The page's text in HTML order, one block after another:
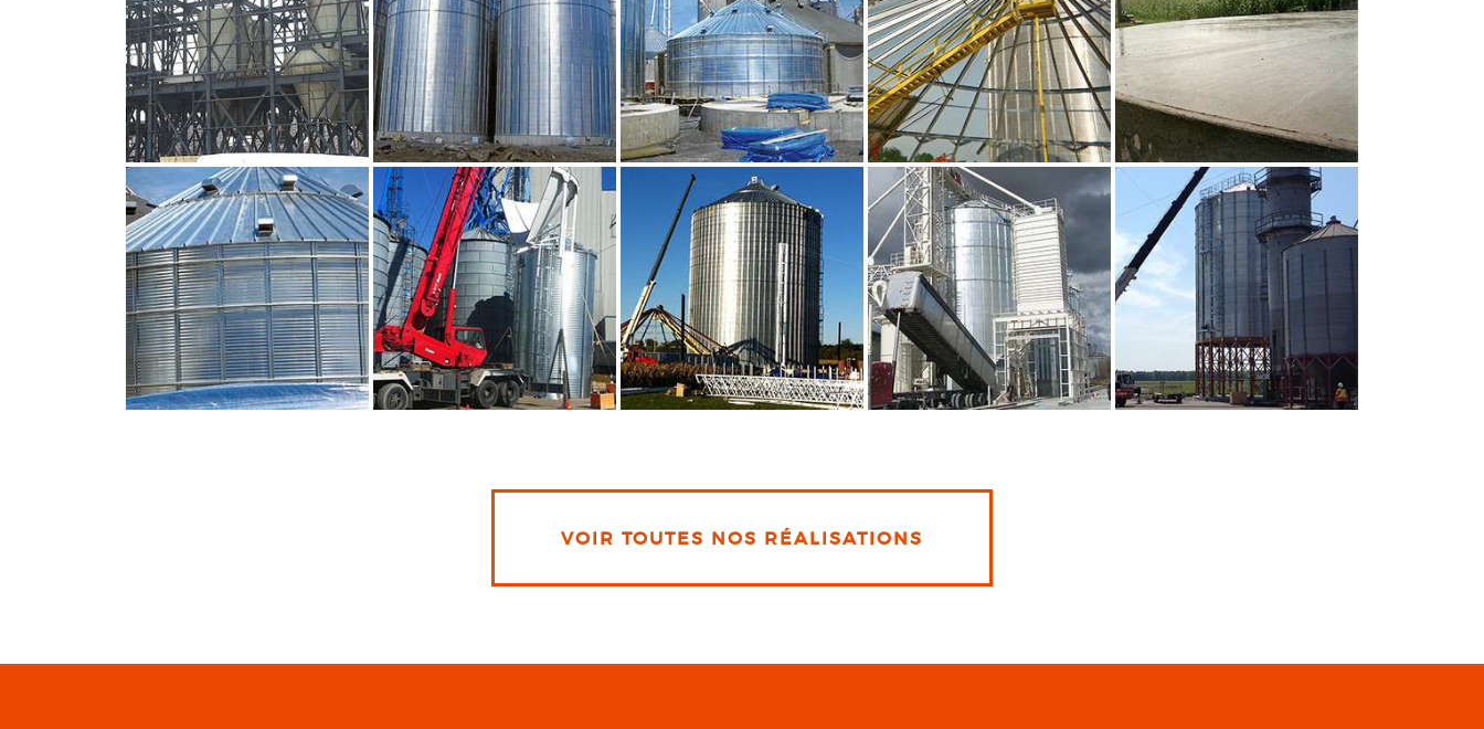
CLIQUEZ POUR AGRANDIR CLIQUEZ POUR AGRANDIR CLIQUEZ POUR AGRANDIR CLIQUEZ POUR AGRANDIR CLIQUEZ POUR AGRANDIR
VOIR TOUTES NOS RÉALISATIONS